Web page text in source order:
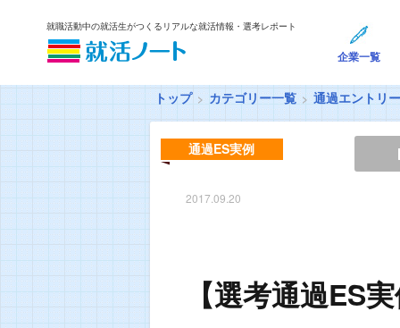
就職活動中の就活生がつくるリアルな就活情報・選考レポート
企業一覧
トップ カテゴリー一覧 通過エントリ
通過ES実例
2017.09.20
【選考通過ES